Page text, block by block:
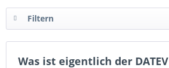
Filtern
Was ist eigentlich der DATEV